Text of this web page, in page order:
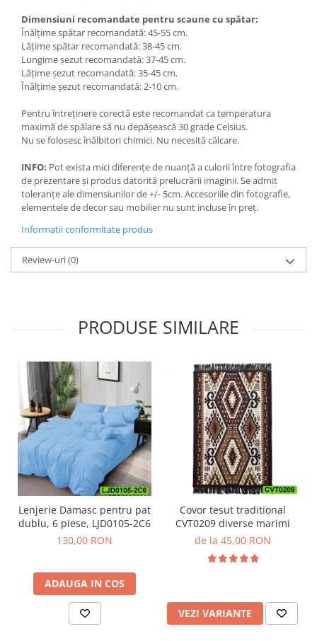
Dimensiuni recomandate pentru scaune cu spătar:
Înălțime spătar recomandată: 45-55 cm.
Lățime spătar recomandată: 38-45 cm.
Lungime șezut recomandată: 37-45 cm.
Lățime șezut recomandată: 35-45 cm.
Înălțime șezut recomandată: 2-10 cm.
Pentru întreținere corectă este recomandat ca temperatura
maximă de spălare să nu depășească 30 grade Celsius.
Nu se folosesc înălbitori chimici. Nu necesită călcare.
INFO: Pot exista mici diferențe de nuanță a culorii între fotografia
de prezentare și produs datorită prelucrării imaginii. Se admit
toleranțe ale dimensiunilor de +/- 5cm. Accesoriile din fotografie,
elementele de decor sau mobilier nu sunt incluse în preț.
Informatii conformitate produs
Review-uri(0)
PRODUSE SIMILARE
Lenjerie Damasc pentru pat
dublu, 6 piese, LJD0105-2C6
130,00 RON
ADAUGA IN COS
Covor tesut traditional
CVT0209 diverse marimi
de la 45,00 RON
VEZI VARIANTE